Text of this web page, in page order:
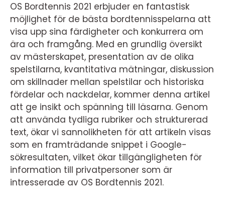
OS Bordtennis 2021 erbjuder en fantastisk
möjlighet för de bästa bordtennisspelarna att
visa upp sina färdigheter och konkurrera om
ära och framgång. Med en grundlig översikt
av mästerskapet, presentation av de olika
spelstilarna, kvantitativa mätningar, diskussion
om skillnader mellan spelstilar och historiska
fördelar och nackdelar, kommer denna artikel
att ge insikt och spänning till läsarna. Genom
att använda tydliga rubriker och strukturerad
text, ökar vi sannolikheten för att artikeln visas
som en framträdande snippet i Google-
sökresultaten, vilket ökar tillgängligheten för
information till privatpersoner som är
intresserade av OS Bordtennis 2021.